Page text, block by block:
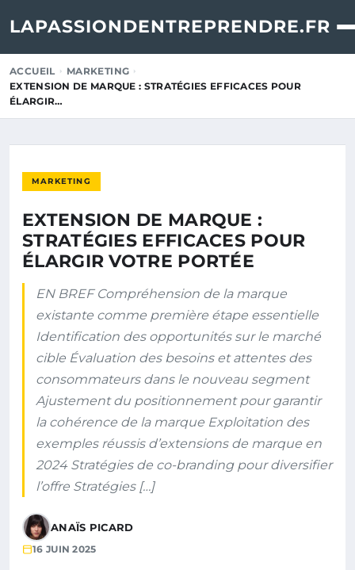
LAPASSIONDENTREPRENDRE.FR
ACCUEIL
MARKETING
EXTENSION DE MARQUE : STRATÉGIES EFFICACES POUR
ÉLARGIR…
MARKETING
EXTENSION DE MARQUE :
STRATÉGIES EFFICACES POUR
ÉLARGIR VOTRE PORTÉE
EN BREF Compréhension de la marque
existante comme première étape essentielle
Identification des opportunités sur le marché
cible Évaluation des besoins et attentes des
consommateurs dans le nouveau segment
Ajustement du positionnement pour garantir
la cohérence de la marque Exploitation des
exemples réussis d’extensions de marque en
2024 Stratégies de co-branding pour diversifier
l’offre Stratégies […]
ANAÏS PICARD
16 JUIN 2025